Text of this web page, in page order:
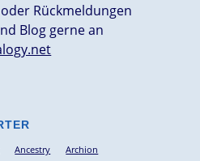
Rückmeldungen
Blog gerne an
Ancestry
Archion